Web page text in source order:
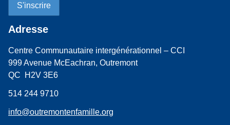
Adresse
Centre Communautaire intergénérationnel – CCI
999 Avenue McEachran, Outremont
QC H2V 3E6
514 244 9710
info@outremontenfamille.org